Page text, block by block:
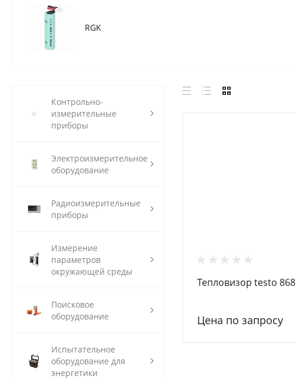
RGK
Контрольно-
измерительные
приборы
Электроизмерительное
оборудование
Радиоизмерительные
приборы
Измерение
параметров
окружающей среды
Поисковое
оборудование
Испытательное
оборудование для
энергетики
Тепловизор testo 868
Цена по запросу